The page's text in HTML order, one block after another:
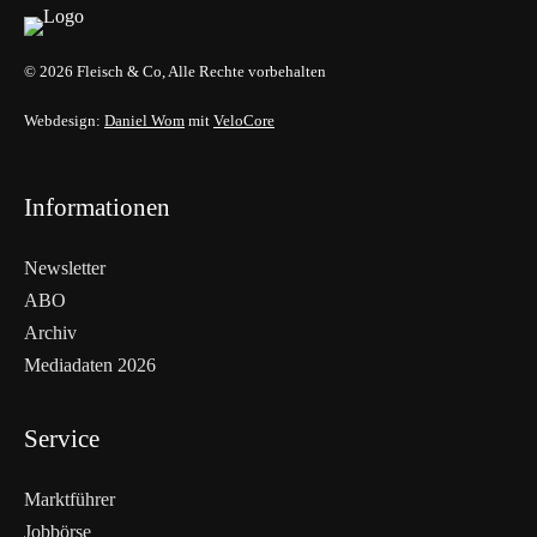
© 2026 Fleisch & Co, Alle Rechte vorbehalten
Webdesign: Daniel Wom mit VeloCore
Informationen
Newsletter
ABO
Archiv
Mediadaten 2026
Service
Marktführer
Jobbörse